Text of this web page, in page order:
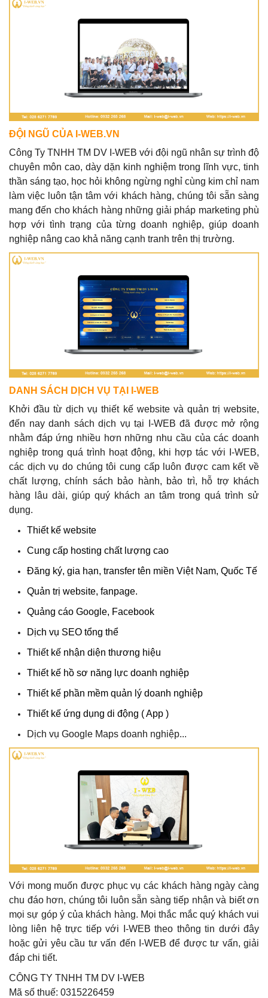
ĐỘI NGŨ CỦA I-WEB.VN
Công Ty TNHH TM DV I-WEB với đội ngũ nhân sự trình độ
chuyên môn cao, dày dặn kinh nghiệm trong lĩnh vực, tinh
thần sáng tạo, học hỏi không ngừng nghỉ cùng kim chỉ nam
làm việc luôn tận tâm với khách hàng, chúng tôi sẵn sàng
mang đến cho khách hàng những giải pháp marketing phù
hợp với tình trạng của từng doanh nghiệp, giúp doanh
nghiệp nâng cao khả năng cạnh tranh trên thị trường.
DANH SÁCH DỊCH VỤ TẠI I-WEB
Khởi đầu từ dịch vụ thiết kế website và quản trị website,
đến nay danh sách dịch vụ tại I-WEB đã được mở rộng
nhằm đáp ứng nhiều hơn những nhu cầu của các doanh
nghiệp trong quá trình hoạt động, khi hợp tác với I-WEB,
các dịch vụ do chúng tôi cung cấp luôn được cam kết về
chất lượng, chính sách bảo hành, bảo trì, hỗ trợ khách
hàng lâu dài, giúp quý khách an tâm trong quá trình sử
dụng.
Thiết kế website
Cung cấp hosting chất lượng cao
Đăng ký, gia hạn, transfer tên miền Việt Nam, Quốc Tế
Quản trị website, fanpage.
Quảng cáo Google, Facebook
Dịch vụ SEO tổng thể
Thiết kế nhận diện thương hiệu
Thiết kế hồ sơ năng lực doanh nghiệp
Thiết kế phần mềm quản lý doanh nghiệp
Thiết kế ứng dụng di động ( App )
Dịch vụ Google Maps doanh nghiệp...
Với mong muốn được phục vụ các khách hàng ngày càng
chu đáo hơn, chúng tôi luôn sẵn sàng tiếp nhận và biết ơn
mọi sự góp ý của khách hàng. Mọi thắc mắc quý khách vui
lòng liên hệ trực tiếp với I-WEB theo thông tin dưới đây
hoặc gửi yêu cầu tư vấn đến I-WEB để được tư vấn, giải
đáp chi tiết.
CÔNG TY TNHH TM DV I-WEB
Mã số thuế: 0315226459